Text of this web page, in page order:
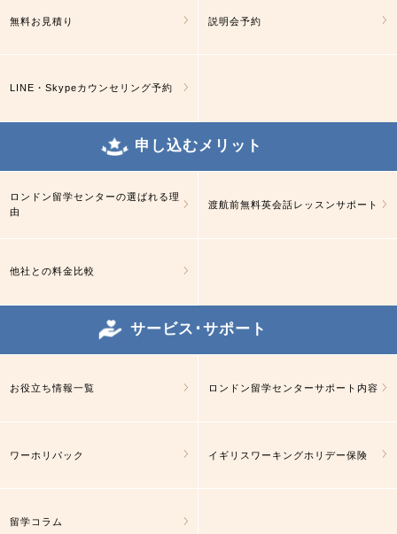
無料お見積り 説明会予約
LINE・Skypeカウンセリング予約
申し込むメリット
ロンドン留学センターの選ばれる理
由
渡航前無料英会話レッスンサポート
他社との料金比較
サービス･サポート
お役立ち情報一覧 ロンドン留学センターサポート内容
ワーホリパック イギリスワーキングホリデー保険
留学コラム